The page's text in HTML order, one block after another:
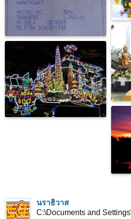
นราธิวาส
C:\Documents and